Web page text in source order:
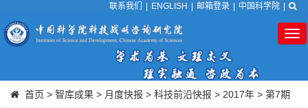
联系我们 ENGLISH 邮箱登录 中国科学院
首页 > 智库成果 > 月度快报 > 科技前沿快报 > 2017年 > 第7期